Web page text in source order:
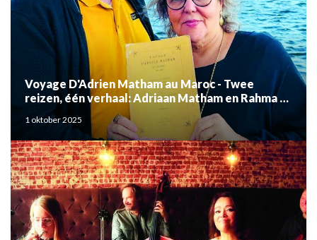
Voyage D'Adrien Matham au Maroc - Twee
reizen, één verhaal: Adriaan Matham en Rahma el
Mouden
1 oktober 2025